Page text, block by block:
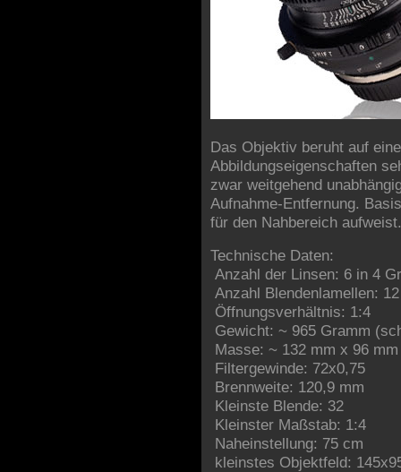
Das Objektiv beruht auf
Abbildungseigenschaften
zwar weitgehend
Aufnahme-Entfernung.
für den Nahbereich aufweist.
Technische Daten:
Anzahl der Linsen: 6 in 4
Anzahl Blendenlamellen: 12
Öffnungsverhältnis: 1:4
Gewicht: ~ 965 Gramm
Masse: ~ 132 mm x 96 mm
Filtergewinde: 72x0,75
Brennweite: 120,9 mm
Kleinste Blende: 32
Kleinster Maßstab: 1:4
Naheinstellung: 75 cm
kleinstes Objektfeld: